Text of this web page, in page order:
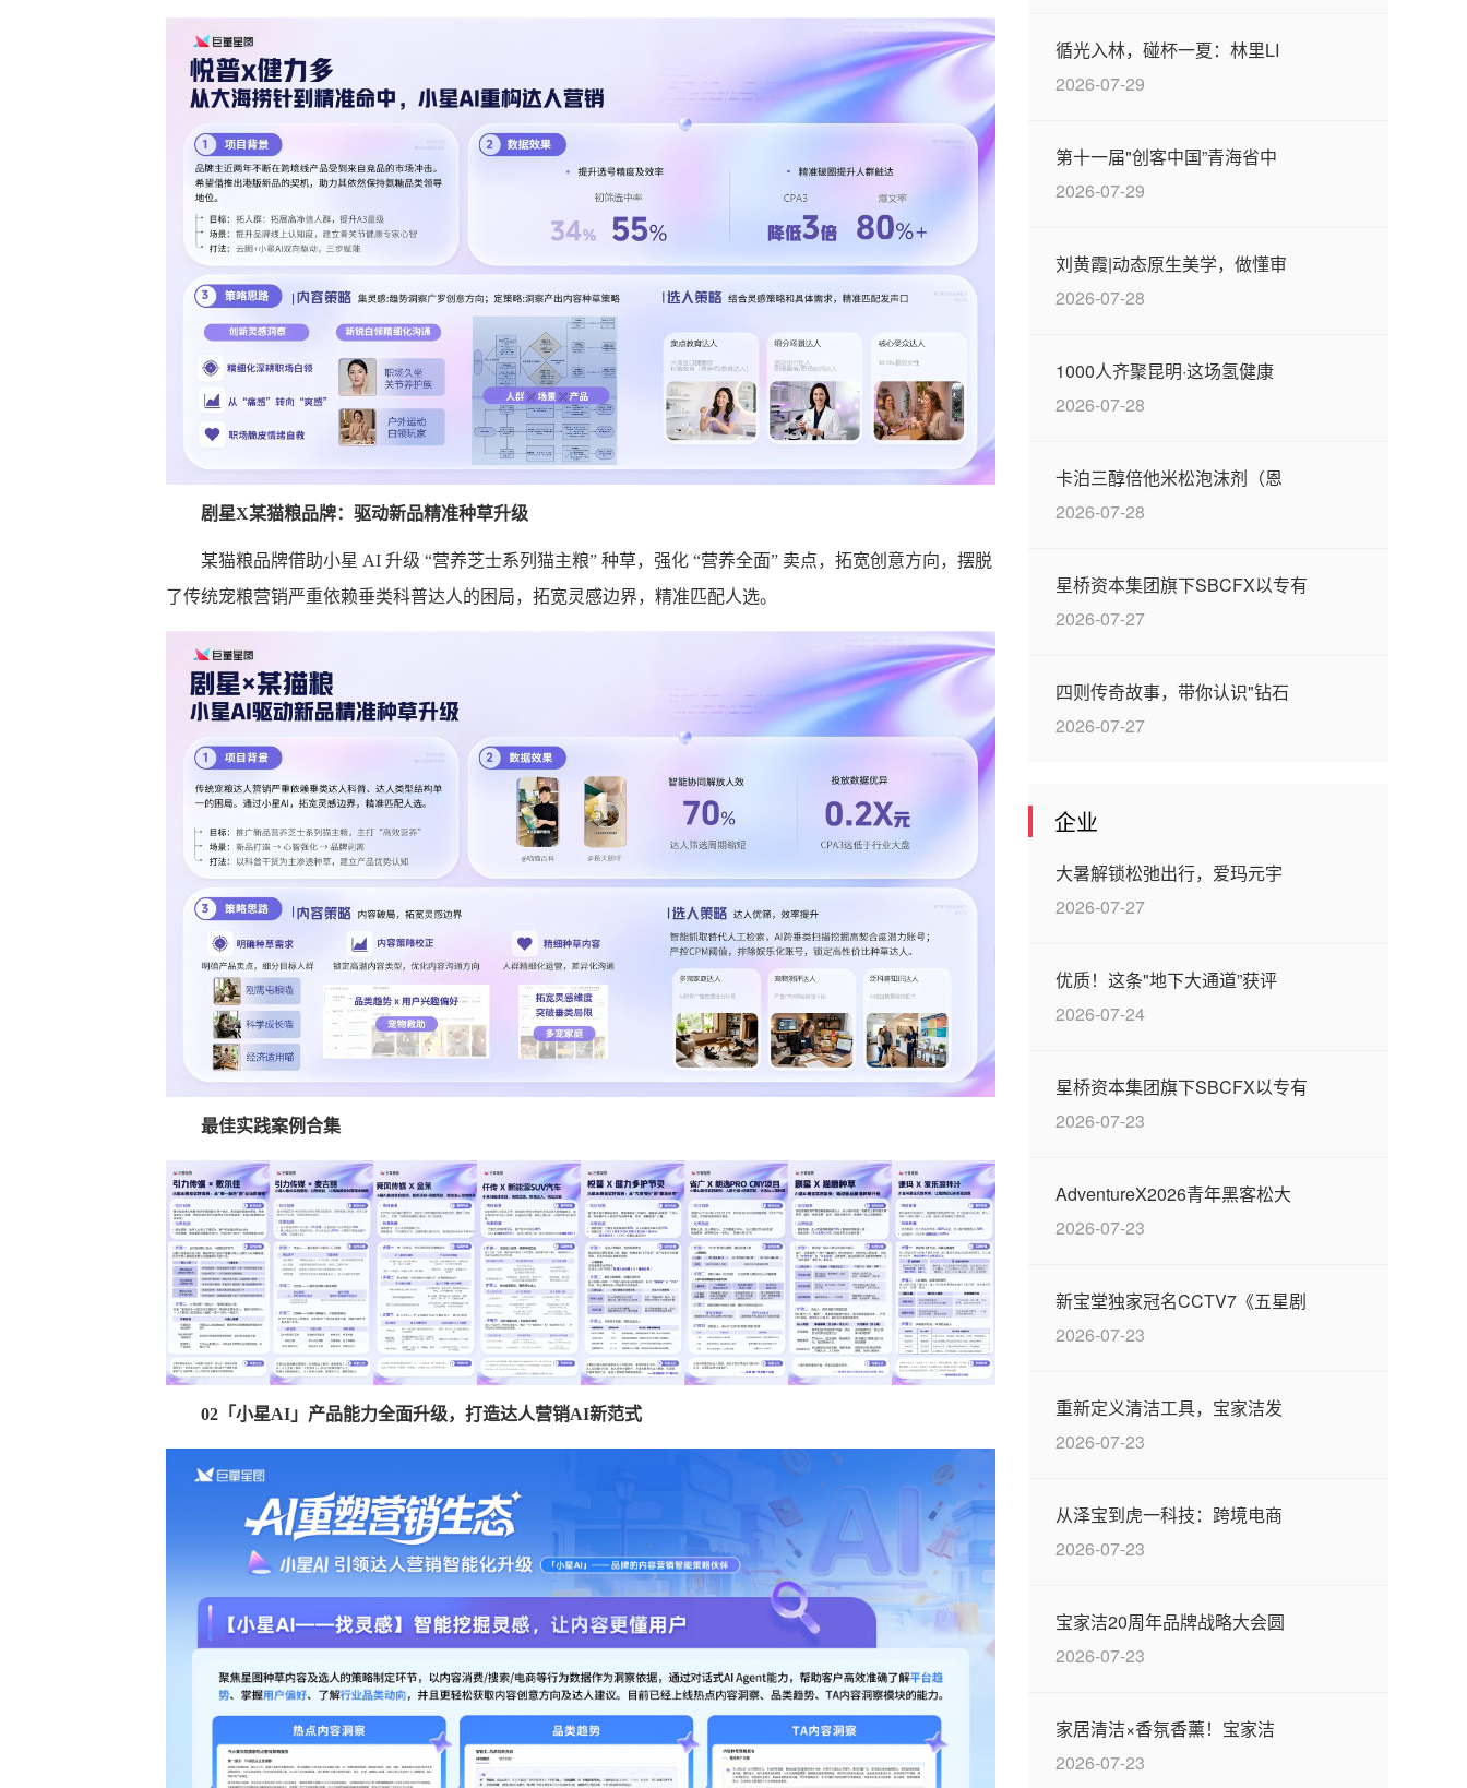
剧星X某猫粮品牌：驱动新品精准种草升级
某猫粮品牌借助小星 AI 升级 “营养芝士系列猫主粮” 种草，强化 “营养全面” 卖点，拓宽创意方向，摆脱
了传统宠粮营销严重依赖垂类科普达人的困局，拓宽灵感边界，精准匹配人选。
最佳实践案例合集
02 「小星AI 」产品能力全面升级，打造达人营销AI新范式
循光入林，碰杯一夏：林里LI
2026-07-29
第十一届"创客中国”青海省中
2026-07-29
刘黄霞|动态原生美学，做懂审
2026-07-28
1000人齐聚昆明·这场氢健康
2026-07-28
卡泊三醇倍他米松泡沫剂（恩
2026-07-28
星桥资本集团旗下SBCFX以专有
2026-07-27
四则传奇故事，带你认识"钻石
2026-07-27
企业
大暑解锁松弛出行，爱玛元宇
2026-07-27
优质！这条"地下大通道”获评
2026-07-24
星桥资本集团旗下SBCFX以专有
2026-07-23
AdventureX2026青年黑客松大
2026-07-23
新宝堂独家冠名CCTV7《五星剧
2026-07-23
重新定义清洁工具，宝家洁发
2026-07-23
从泽宝到虎一科技：跨境电商
2026-07-23
宝家洁20周年品牌战略大会圆
2026-07-23
家居清洁×香氛香薰！宝家洁
2026-07-23